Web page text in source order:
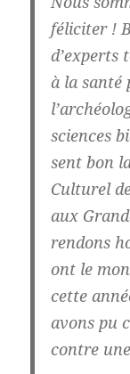
féliciter !
d’experts
à la santé
sciences
sent bon
Culturel
aux
rendons
ont le
cette
avons pu
contre